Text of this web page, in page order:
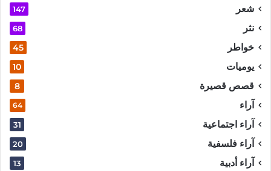
شعر 147
نثر 68
خواطر 45
يوميات 10
قصص قصيرة 8
آراء 64
آراء اجتماعية 31
آراء فلسفية 20
آراء أدبية 13